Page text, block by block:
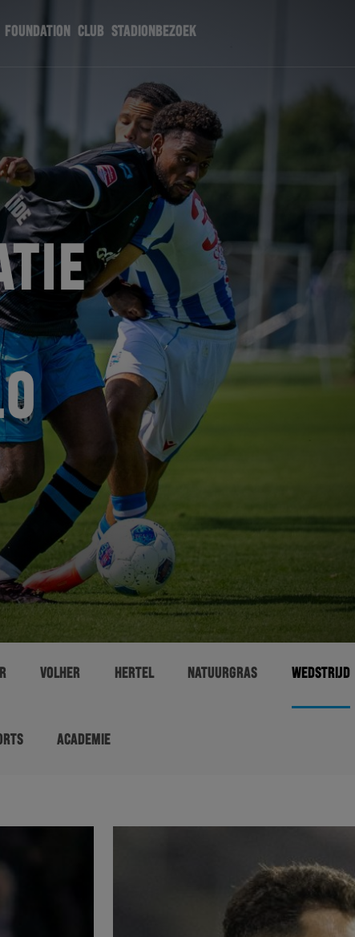
FOUNDATION CLUB STADIONBEZOEK
VOLHER HERTEL NATUURGRAS WEDSTRIJD
ACADEMIE